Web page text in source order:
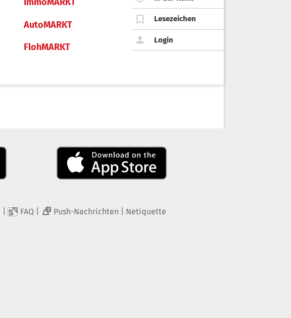
ImmoMARKT
AutoMARKT
FlohMARKT
Lesezeichen
Login
FAQ 2 Push-Nachrichten Netiquette